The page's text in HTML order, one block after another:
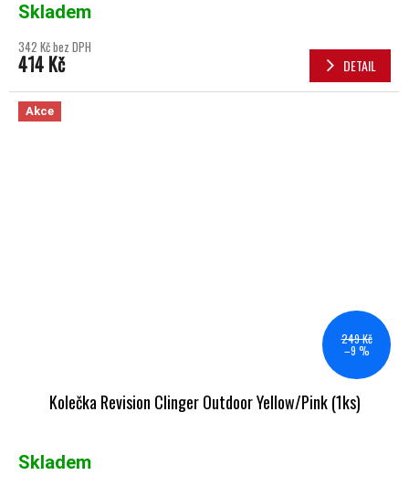
Skladem
342 Kč bez DPH
414 Kč DETAIL
Akce
249 Kč
–9 %
Kolečka Revision Clinger Outdoor Yellow/Pink (1ks)
Skladem